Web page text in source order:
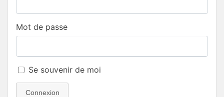
Mot de passe
Se souvenir de moi
Connexion